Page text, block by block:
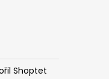
Shoptet